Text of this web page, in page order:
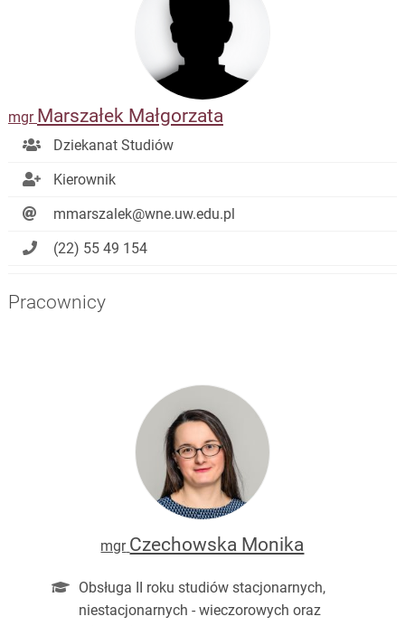
mgr Marszałek Małgorzata
Dziekanat Studiów
Kierownik
mmarszalek@wne.uw.edu.pl
(22) 55 49 154
Pracownicy
mgr Czechowska Monika
Obsługa II roku studiów stacjonarnych,
niestacjonarnych - wieczorowych oraz